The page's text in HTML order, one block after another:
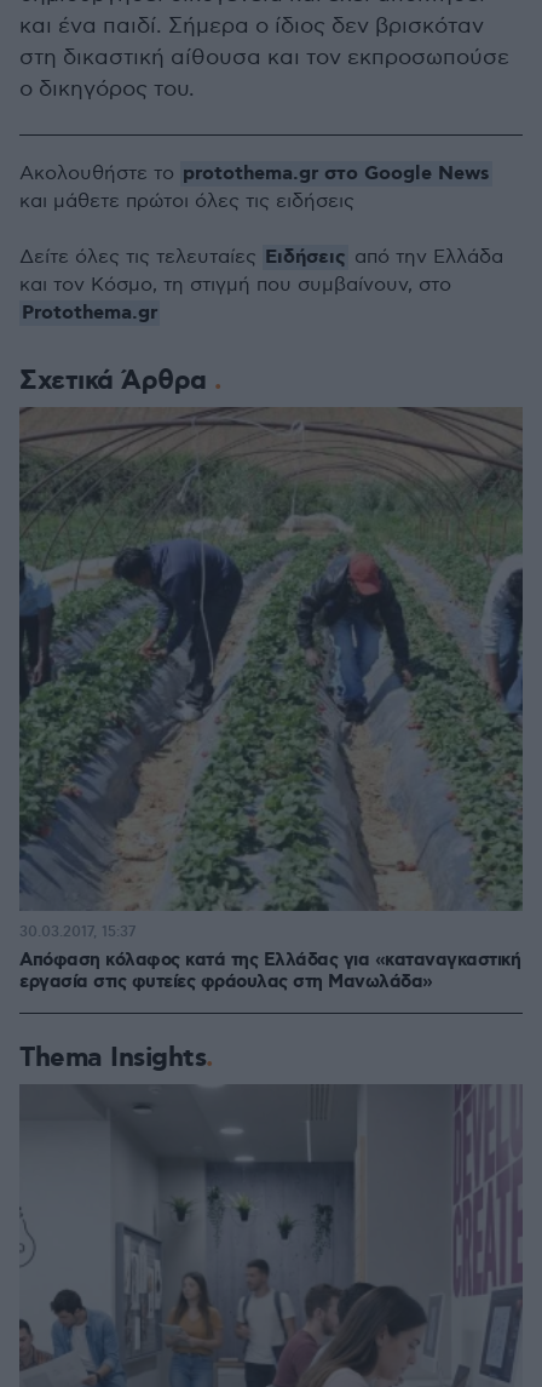
και ένα παιδί. Σήμερα ο ίδιος δεν βρισκόταν
στη δικαστική αίθουσα και τον εκπροσωπούσε
ο δικηγόρος του.
Σχετικά Άρθρα
Απόφαση κόλαφος κατά της Ελλάδας για «καταναγκαστική
εργασία στις φυτείες φράουλας στη Μανωλάδα»
30.03.2017, 15:37
Thema Insights
Ακολουθήστε το protothema.gr στο Google News
και μάθετε πρώτοι όλες τις ειδήσεις
Δείτε όλες τις τελευταίες Ειδήσεις από την Ελλάδα
και τον Κόσμο, τη στιγμή που συμβαίνουν, στο
Protothema.gr